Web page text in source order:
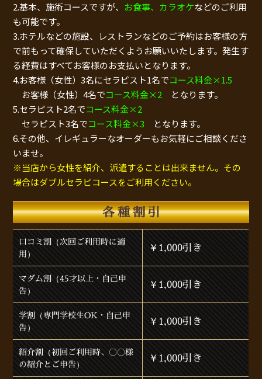
2.基本、施術コースですが、 お食事、カラオケなどのご利用
も可能です。
3.ホテルなどの施設、レストランなどのご予約はお客様の方
で前もって確保していただくようお願いいたします。発生す
る経費はすべてお客様のお支払いとなります。
4.お客様（女性）3名にセラピスト1名でコース料金×1.5
お客様（女性）4名でコース料金×2 となります。
5.セラピスト2名でコース料金×2
セラピスト3名でコース料金×3 となります。
6.その他、イレギュラーなオーダーもお気軽にご相談くださ
いませ。
※当店から女性を紹介、派遣することは出来ません。その
場合はダブルセラピコースをご利用ください。
各種割引
口コミ割（次回ご利用時に適
用）
￥1,000引き
マダム割（45才以上・自己申
告）
￥1,000引き
学割（専門学校生OK・自己申
告）
￥1,000引き
紹介割（初回ご利用時、〇〇様
の紹介とご申告）
￥1,000引き